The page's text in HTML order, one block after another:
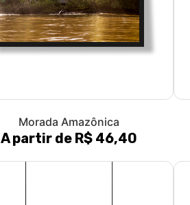
Morada Amazônica
A partir de R$ 46,40